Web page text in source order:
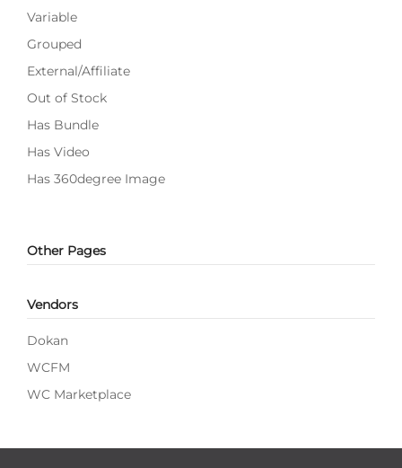
Variable
Grouped
External/Affiliate
Out of Stock
Has Bundle
Has Video
Has 360degree Image
Other Pages
Vendors
Dokan
WCFM
WC Marketplace